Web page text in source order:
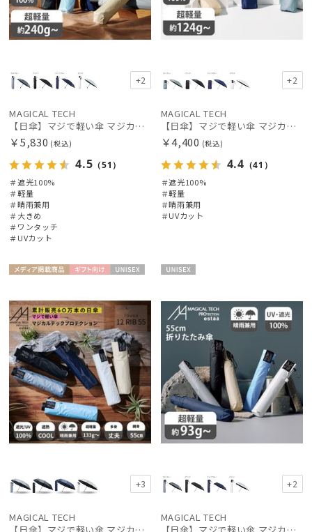
+2
MAGICAL TECH
【日傘】マジで軽い傘 マジカルテックプロテクション(MAGICAL TECH PROTECTION) 58cm 晴雨兼用傘自動開閉折りたたみ日傘 一級遮光100% UV 軽量 機能性 大きめ 人気
￥5,830 (税込)
4.5 （51）
＃遮光100%
＃軽量
＃晴雨兼用
＃大きめ
＃ワンタッチ
＃UVカット
+2
MAGICAL TECH
【日傘】マジで軽い傘 マジカルテックプロテクション(MAGICAL TECH PROTECTION)5flat 晴雨兼用傘折りたたみ日傘 一級遮光100% UV 軽量 コンパクト持ち運びに便利 人気
￥4,400 (税込)
4.4 （41）
＃遮光100%
＃軽量
＃晴雨兼用
＃UVカット
+3
MAGICAL TECH
+2
MAGICAL TECH